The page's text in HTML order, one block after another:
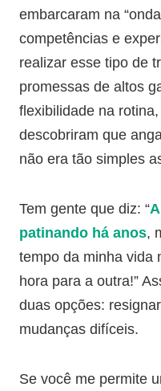
embarcaram na
competências e
realizar esse tipo de
promessas de altos
flexibilidade na
descobriram que
não era tão simples
Tem gente que diz: “
patinando há anos,
tempo da minha vida
hora para a outra!”
duas opções:
mudanças difíceis.
Se você me permite